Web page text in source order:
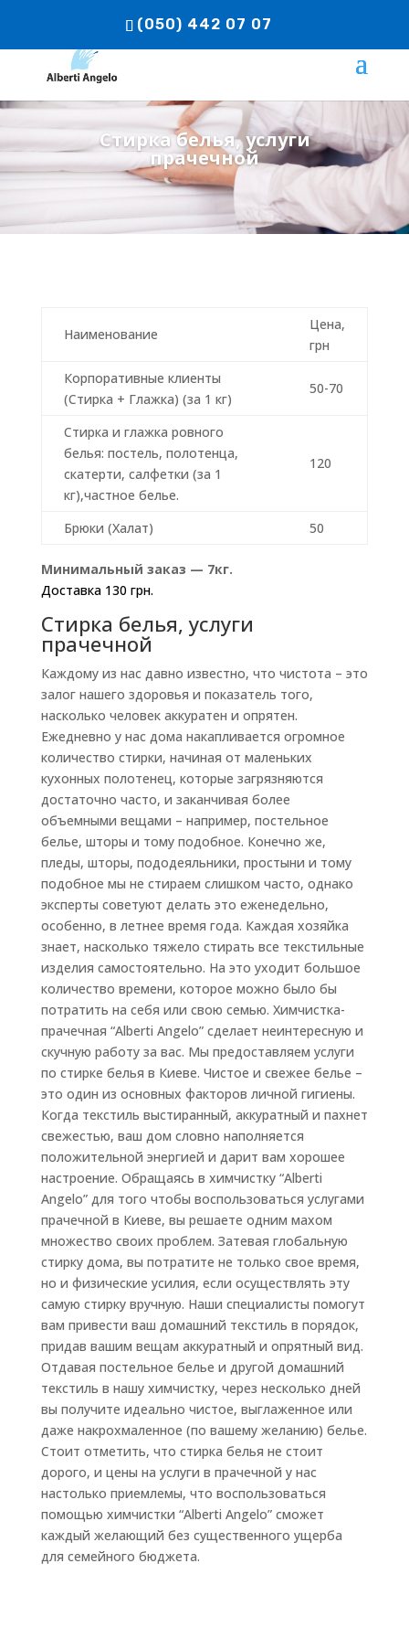
(050) 442 07 07
Стирка белья, услуги
прачечной
Наименование
Цена,
грн
Корпоративные клиенты
(Стирка + Глажка) (за 1 кг)
50-70
Стирка и глажка ровного
белья: постель, полотенца,
скатерти, салфетки (за 1
кг),частное белье.
120
Брюки (Халат) 50
Минимальный заказ — 7кг.
Доставка 130 грн.
Стирка белья, услуги
прачечной
Каждому из нас давно известно, что чистота – это
залог нашего здоровья и показатель того,
насколько человек аккуратен и опрятен.
Ежедневно у нас дома накапливается огромное
количество стирки, начиная от маленьких
кухонных полотенец, которые загрязняются
достаточно часто, и заканчивая более
объемными вещами – например, постельное
белье, шторы и тому подобное. Конечно же,
пледы, шторы, пододеяльники, простыни и тому
подобное мы не стираем слишком часто, однако
эксперты советуют делать это еженедельно,
особенно, в летнее время года. Каждая хозяйка
знает, насколько тяжело стирать все текстильные
изделия самостоятельно. На это уходит большое
количество времени, которое можно было бы
потратить на себя или свою семью. Химчистка-
прачечная “Alberti Angelo” сделает неинтересную и
скучную работу за вас. Мы предоставляем услуги
по стирке белья в Киеве. Чистое и свежее белье –
это один из основных факторов личной гигиены.
Когда текстиль выстиранный, аккуратный и пахнет
свежестью, ваш дом словно наполняется
положительной энергией и дарит вам хорошее
настроение. Обращаясь в химчистку “Alberti
Angelo” для того чтобы воспользоваться услугами
прачечной в Киеве, вы решаете одним махом
множество своих проблем. Затевая глобальную
стирку дома, вы потратите не только свое время,
но и физические усилия, если осуществлять эту
самую стирку вручную. Наши специалисты помогут
вам привести ваш домашний текстиль в порядок,
придав вашим вещам аккуратный и опрятный вид.
Отдавая постельное белье и другой домашний
текстиль в нашу химчистку, через несколько дней
вы получите идеально чистое, выглаженное или
даже накрохмаленное (по вашему желанию) белье.
Стоит отметить, что стирка белья не стоит
дорого, и цены на услуги в прачечной у нас
настолько приемлемы, что воспользоваться
помощью химчистки “Alberti Angelo” сможет
каждый желающий без существенного ущерба
для семейного бюджета.